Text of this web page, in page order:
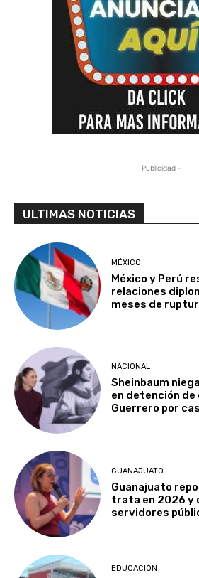
- Publicidad -
ULTIMAS NOTICIAS
MÉXICO
México y Perú
relaciones
meses de
NACIONAL
Sheinbaum
en detención
Guerrero por
GUANAJUATO
Guanajuato
trata en 2026 y
servidores
EDUCACIÓN